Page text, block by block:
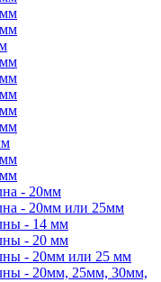
- 20мм
- 20мм или 25мм
- 14 мм
- 20 мм
- 20мм или 25 мм
- 20мм, 25мм, 30мм,